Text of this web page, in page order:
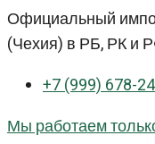
Перейти
к
Официальный
(Чехия) в РБ, РК и
+7 (999) 678-
Мы работаем